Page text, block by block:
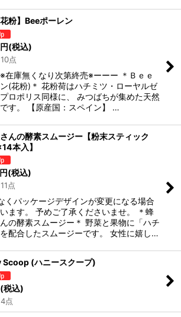
花粉】Beeポーレン
円(税込)
点
在庫無くなり次第終売※ーーー ＊Ｂｅｅ
(花粉)＊ 花粉荷はハチミツ・ローヤルゼ
ロポリス同様に、 みつばちが集めた天然
す。 【原産国：スペイン】 …
んの酵素スムージー【粉末スティック
本入】
円(税込)
点
くパッケージデザインが変更になる場合
ます。 予めご了承くださいませ。 ＊蜂
の酵素スムージー＊ 野菜と果物に「ハチ
配合したスムージーです。 女性に嬉し…
Scoop (ハニースクープ)
(税込)
点